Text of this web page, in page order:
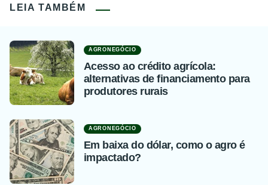
LEIA TAMBÉM
AGRONEGÓCIO
Acesso ao crédito agrícola:
alternativas de financiamento para
produtores rurais
AGRONEGÓCIO
Em baixa do dólar, como o agro é
impactado?